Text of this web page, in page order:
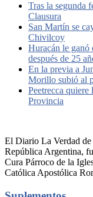
Tras la segunda
Clausura
San Martín se
Chivilcoy
Huracán le ganó
después de 25
En la previa a
Morillo subió al
Peetrecca
Provincia
El Diario La Verdad
República Argentina,
Cura Párroco de la
Católica Apostólica